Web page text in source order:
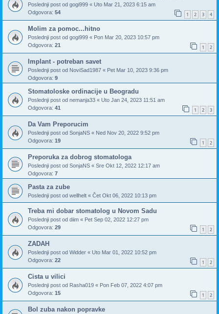
Poslednji post od gogi999 « Uto Mar 21, 2023 6:15 am
Odgovora: 54 1 2 3 4
Molim za pomoc...hitno
Poslednji post od gogi999 « Pon Mar 20, 2023 10:57 pm
Odgovora: 21 1 2
Implant - potreban savet
Poslednji post od NoviSad1987 « Pet Mar 10, 2023 9:36 pm
Odgovora: 9
Stomatoloske ordinacije u Beogradu
Poslednji post od nemanja33 « Uto Jan 24, 2023 11:51 am
Odgovora: 41 1 2 3
Da Vam Preporucim
Poslednji post od SonjaNS « Ned Nov 20, 2022 9:52 pm
Odgovora: 19 1 2
Preporuka za dobrog stomatologa
Poslednji post od SonjaNS « Sre Okt 12, 2022 12:17 am
Odgovora: 7
Pasta za zube
Poslednji post od wellhelt « Čet Okt 06, 2022 10:13 pm
Treba mi dobar stomatolog u Novom Sadu
Poslednji post od diim « Pet Sep 02, 2022 12:27 pm
Odgovora: 29 1 2
ZADAH
Poslednji post od Widder « Uto Mar 01, 2022 10:52 pm
Odgovora: 22 1 2
Cista u vilici
Poslednji post od Rasha019 « Pon Feb 07, 2022 4:07 pm
Odgovora: 15 1 2
Bol zuba nakon popravke